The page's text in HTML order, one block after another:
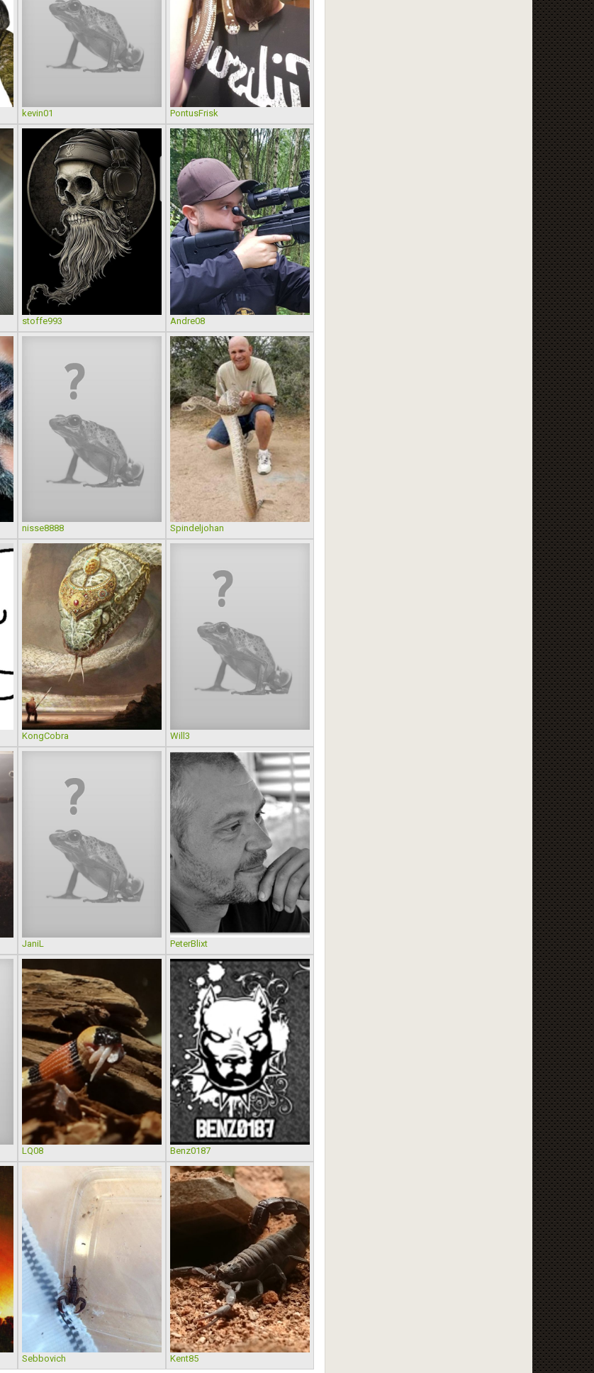
kevin01 PontusFrisk
stoffe993 Andre08
nisse8888 Spindeljohan
KongCobra Will3
JaniL PeterBlixt
LQ08 Benz0187
Sebbovich Kent85